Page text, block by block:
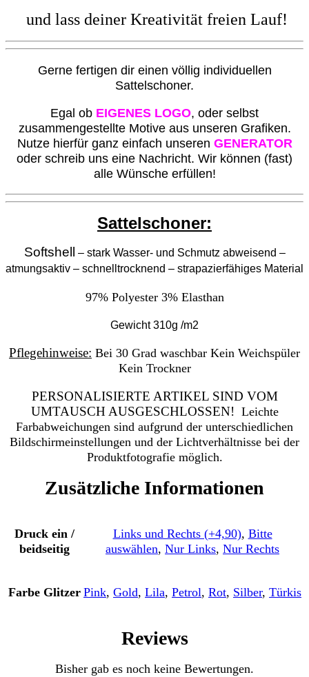
und lass deiner Kreativität freien Lauf!
Gerne fertigen dir einen völlig individuellen
Sattelschoner.
Egal ob EIGENES LOGO, oder selbst
zusammengestellte Motive aus unseren Grafiken.
Nutze hierfür ganz einfach unseren GENERATOR
oder schreib uns eine Nachricht. Wir können (fast)
alle Wünsche erfüllen!
Sattelschoner:
Softshell
– stark Wasser- und Schmutz abweisend –
atmungsaktiv – schnelltrocknend – strapazierfähiges Material
97% Polyester 3% Elasthan
Gewicht 310g /m2
Pflegehinweise: Bei 30 Grad waschbar Kein Weichspüler
Kein Trockner
PERSONALISIERTE ARTIKEL SIND VOM
UMTAUSCH AUSGESCHLOSSEN! Leichte
Farbabweichungen sind aufgrund der unterschiedlichen
Bildschirmeinstellungen und der Lichtverhältnisse bei der
Produktfotografie möglich.
Zusätzliche Informationen
Druck ein /
beidseitig
Links und Rechts (+4,90), Bitte
auswählen, Nur Links, Nur Rechts
Farbe Glitzer Pink, Gold, Lila, Petrol, Rot, Silber, Türkis
Reviews
Bisher gab es noch keine Bewertungen.